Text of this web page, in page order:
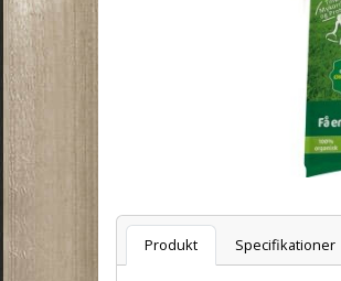
Produkt
Specifikationer